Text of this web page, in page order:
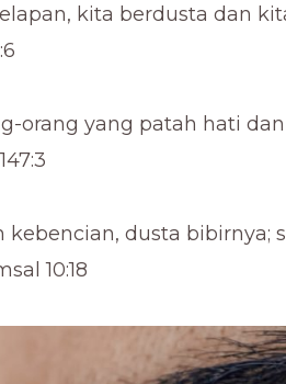
kita berdusta dan
orang yang patah hati
kebencian, dusta bibirnya;
10:18